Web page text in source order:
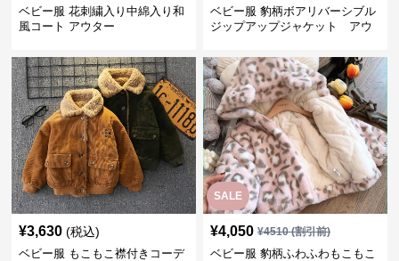
ベビー服 花刺繍入り中綿入り和
風コート アウター
ベビー服 豹柄ボアリバーシブル
ジップアップジャケット アウ
¥3,630 (税込)
ベビー服 もこもこ襟付きコーデ
SALE
¥4,050 ¥4510(割引前)
ベビー服 豹柄ふわふわもこもこ